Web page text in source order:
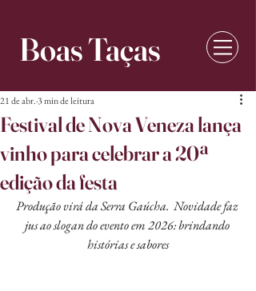
Boas Taças
Festival de Nova Veneza lança
vinho para celebrar a 20ª
edição da festa
21 de abr.3 min de leitura
Produção virá da Serra Gaúcha.  Novidade faz
jus ao slogan do evento em 2026: brindando
histórias e sabores